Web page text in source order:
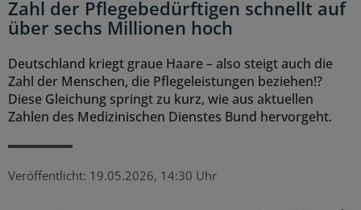
Zahl der Pflegebedürftigen schnellt auf
über sechs Millionen hoch
Deutschland kriegt graue Haare – also steigt auch die
Zahl der Menschen, die Pflegeleistungen beziehen!?
Diese Gleichung springt zu kurz, wie aus aktuellen
Zahlen des Medizinischen Dienstes Bund hervorgeht.
Veröffentlicht: 19.05.2026, 14:30 Uhr